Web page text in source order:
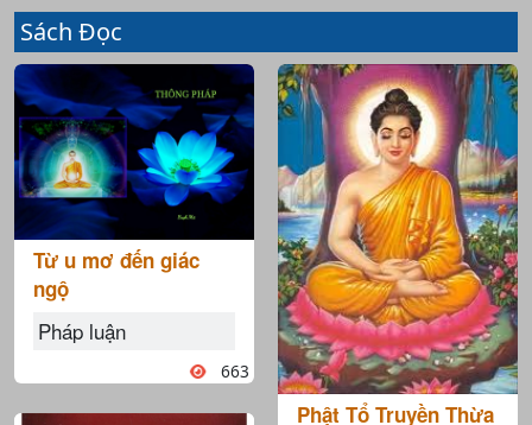
Sách Đọc
Từ u mơ đến giác
ngộ
Pháp luận
663
Phật Tổ Truyền Thừa